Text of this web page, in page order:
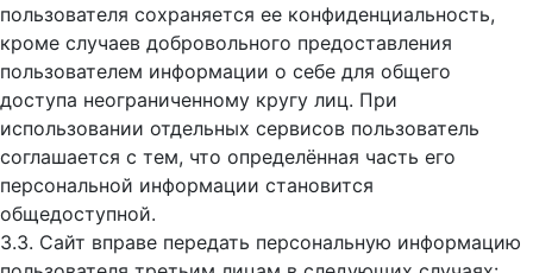
пользователя сохраняется ее конфиденциальность,
кроме случаев добровольного предоставления
пользователем информации о себе для общего
доступа неограниченному кругу лиц. При
использовании отдельных сервисов пользователь
соглашается с тем, что определённая часть его
персональной информации становится
общедоступной.
3.3. Сайт вправе передать персональную информацию